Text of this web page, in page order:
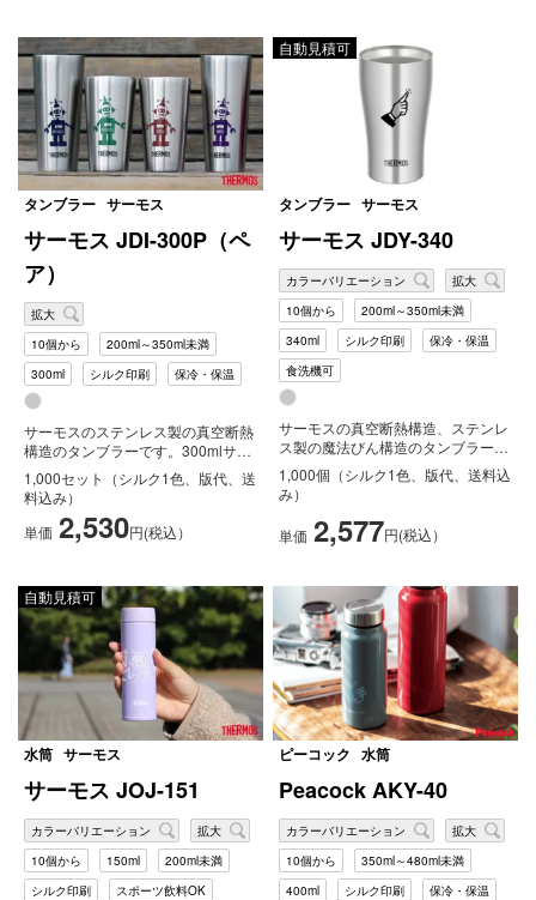
タンブラー サーモス
サーモス JDI-300P（ペ
ア）
拡大
10個から
200ml～350ml未満
300ml
シルク印刷 保冷・保温
サーモスのステンレス製の真空断熱
構造のタンブラーです。300mlサイ
ズの2本セットです。1本ずつ違う...
1,000セット（シルク1色、版代、送
料込み）
単価 2,530円(税込）
自動見積可
タンブラー サーモス
サーモス JDY-340
カラーバリエーション
拡大
10個から
200ml～350ml未満
340ml
シルク印刷
保冷・保温
食洗機可
サーモスの真空断熱構造、ステンレ
ス製の魔法びん構造のタンブラーで
す。JDY-340はJDE-340の...
1,000個（シルク1色、版代、送料込
み）
単価 2,577円(税込）
自動見積可
水筒 サーモス
サーモス JOJ-151
カラーバリエーション
拡大
10個から
150ml
200ml未満
シルク印刷
スポーツ飲料OK
ピーコック 水筒
Peacock AKY-40
カラーバリエーション
拡大
10個から
350ml～480ml未満
400ml
シルク印刷 保冷・保温